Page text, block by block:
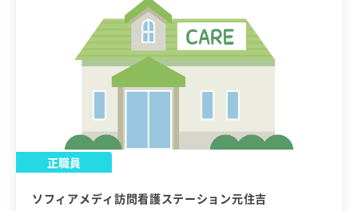
正職員
ソフィアメディ訪問看護ステーション元住吉